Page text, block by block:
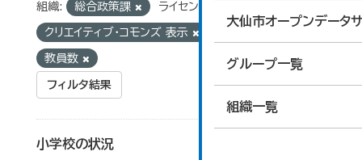
大仙市オープンデータ
グループ一覧
組織一覧
組織: 総合政策課 ライセンス:
クリエイティブ・コモンズ 表示
教員数
フィルタ結果
小学校の状況